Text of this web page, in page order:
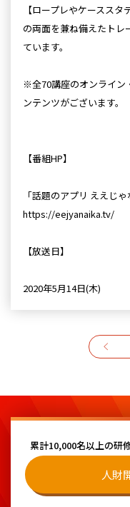
【ロープレやケーススタ
の両面を兼ね備えたトレ
ています。
※全70講座のオンライン
ンテンツがございます。
【番組HP】
「話題のアプリ ええじゃ
https://eejyanaika.tv/
【放送日】
2020年5月14日(木)
累計10,000名以上の研
人財